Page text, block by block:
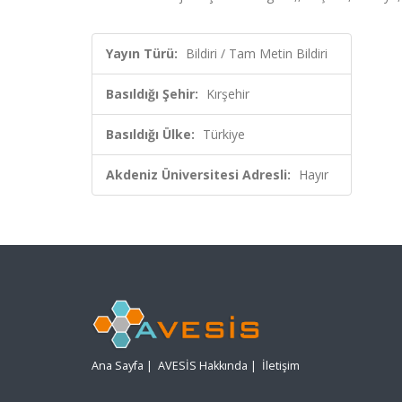
Yayın Türü: Bildiri / Tam Metin Bildiri
Basıldığı Şehir: Kırşehir
Basıldığı Ülke: Türkiye
Akdeniz Üniversitesi Adresli: Hayır
Ana Sayfa | AVESİS Hakkında | İletişim